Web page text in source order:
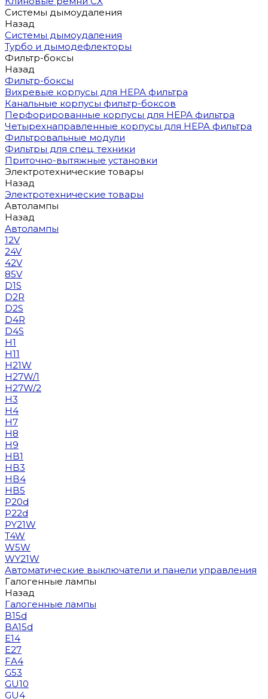
Системы дымоудаления
Назад
Системы дымоудаления
Турбо и дымодефлекторы
Фильтр-боксы
Назад
Фильтр-боксы
Вихревые корпусы для HEPA фильтра
Канальные корпусы фильтр-боксов
Перфорированные корпусы для HEPA фильтра
Четырехнаправленные корпусы для HEPA фильтра
Фильтровальные модули
Фильтры для спец. техники
Приточно-вытяжные установки
Электротехнические товары
Назад
Электротехнические товары
Автолампы
Назад
Автолампы
12V
24V
42V
85V
D1S
D2R
D2S
D4R
D4S
H1
H11
H21W
H27W/1
H27W/2
H3
H4
H7
H8
H9
HB1
HB3
HB4
HB5
P20d
P22d
PY21W
T4W
W5W
WY21W
Автоматические выключатели и панели управления
Галогенные лампы
Назад
Галогенные лампы
B15d
BA15d
E14
E27
FA4
G53
GU10
GU4